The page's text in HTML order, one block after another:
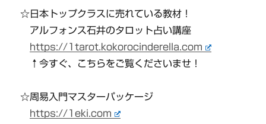
☆日本トップクラスに売れている教材！
アルフォンス石井のタロット占い講座
https://1tarot.kokorocinderella.com
↑今すぐ、こちらをご覧くださいませ！
☆周易入門マスターパッケージ
https://1eki.com